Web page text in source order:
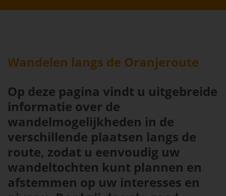
Wandelen langs de Oranjeroute
Op deze pagina vindt u uitgebreide
informatie over de
wandelmogelijkheden in de
verschillende plaatsen langs de
route, zodat u eenvoudig uw
wandeltochten kunt plannen en
afstemmen op uw interesses en